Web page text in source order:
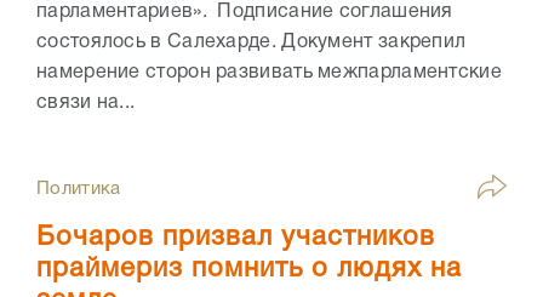
парламентариев». Подписание соглашения
состоялось в Салехарде. Документ закрепил
намерение сторон развивать межпарламентские
связи на...
Политика
Бочаров призвал участников
праймериз помнить о людях на